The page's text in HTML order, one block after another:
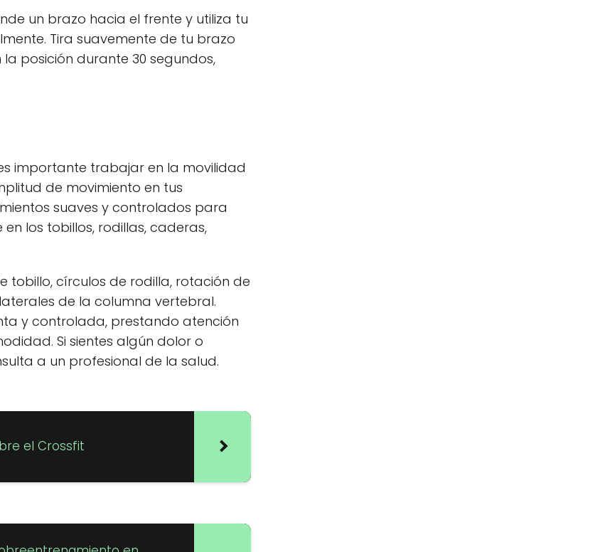
un brazo hacia el frente y utiliza tu
Tira suavemente de tu brazo
posición durante 30 segundos,
importante trabajar en la movilidad
de movimiento en tus
suaves y controlados para
los tobillos, rodillas, caderas,
tobillo, círculos de rodilla, rotación de
de la columna vertebral.
y controlada, prestando atención
Si sientes algún dolor o
a un profesional de la salud.
el Crossfit